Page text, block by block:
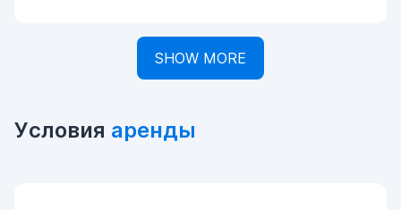
SHOW MORE
Условия аренды